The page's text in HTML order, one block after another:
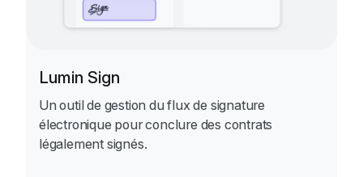
Lumin Sign
Un outil de gestion du flux de signature
électronique pour conclure des contrats
légalement signés.